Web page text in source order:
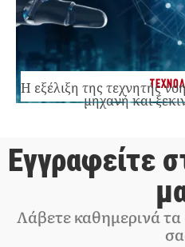
Η εξέλιξη της τεχνητής
μηχανή και
Εγγραφείτε
Λάβετε καθημερινά